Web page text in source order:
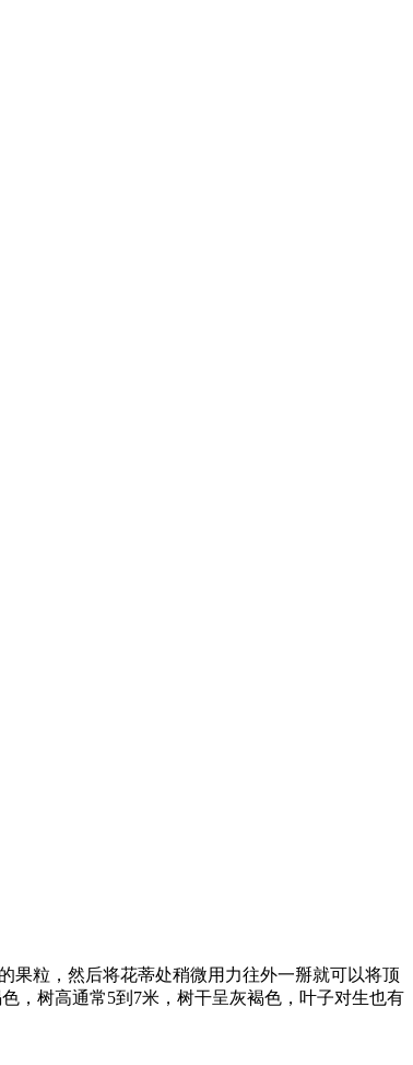
果粒，然后将花蒂处稍微用力往外一掰就可以将顶
，树高通常5到7米，树干呈灰褐色，叶子对生也有